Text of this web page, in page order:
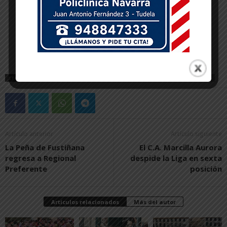
RIBERA
Artículo anterior
La Peña de Fustiñana
regresa a Regional
Preferente
Artículo siguiente
El C.A. Marcilla Aurora
despide la Liga en sexta
posición
Artículos relacionados Más del autor